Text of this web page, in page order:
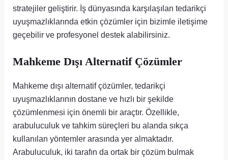
stratejiler geliştirir. İş dünyasında karşılaşılan tedarikçi
uyuşmazlıklarında etkin çözümler için bizimle iletişime
geçebilir ve profesyonel destek alabilirsiniz.
Mahkeme Dışı Alternatif Çözümler
Mahkeme dışı alternatif çözümler, tedarikçi
uyuşmazlıklarının dostane ve hızlı bir şekilde
çözümlenmesi için önemli bir araçtır. Özellikle,
arabuluculuk ve tahkim süreçleri bu alanda sıkça
kullanılan yöntemler arasında yer almaktadır.
Arabuluculuk, iki tarafın da ortak bir çözüm bulmak